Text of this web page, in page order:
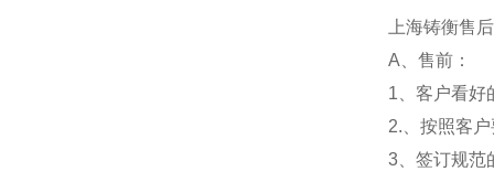
上海铸衡售
A、售前：
1、客户看好
2.、按照客
3、签订规范